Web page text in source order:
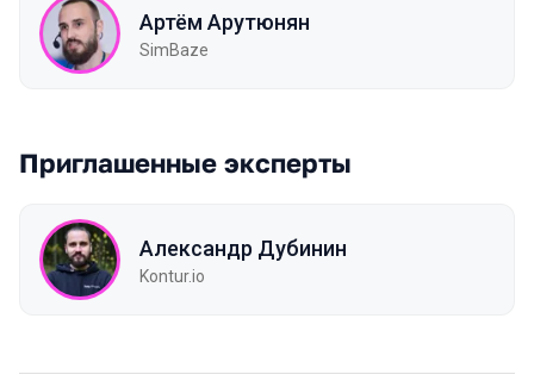
Артём Арутюнян
SimBaze
Приглашенные эксперты
Александр Дубинин
Kontur.io